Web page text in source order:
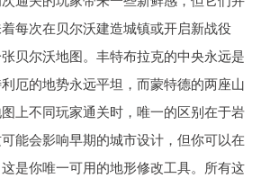
每次在贝尔沃建造城镇或开启新战役
贝尔沃地图。丰特布拉克的中央永远是
厄的地势永远平坦，而蒙特德的两座山
上不同玩家通关时，唯一的区别在于岩
能会影响早期的城市设计，但你可以在
是你唯一可用的地形修改工具。所有这